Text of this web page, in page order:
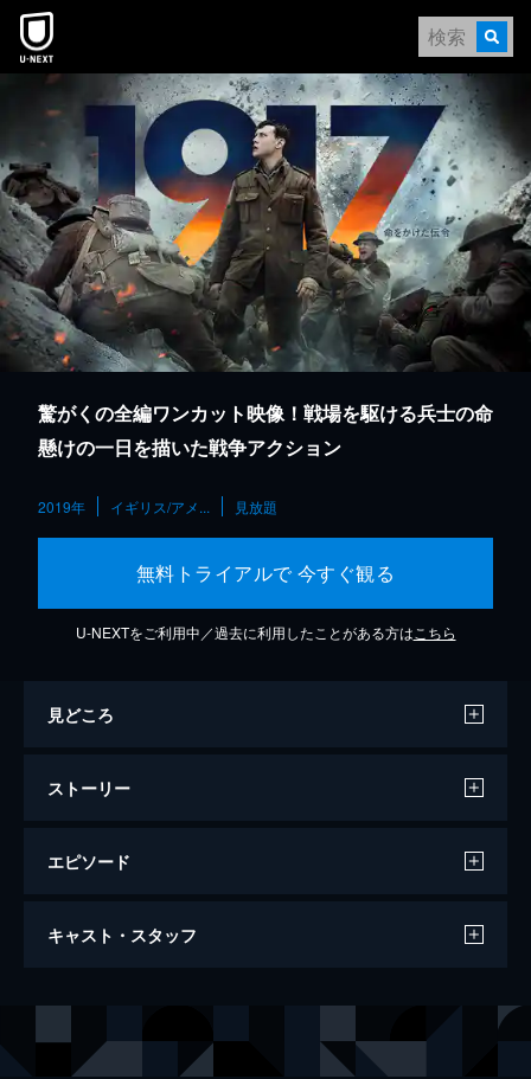
本文へスキップ
驚がくの全編ワンカット映像！戦場を駆ける兵士の命
懸けの一日を描いた戦争アクション
2019年 イギリス/アメ... 見放題
無料トライアルで 今すぐ観る
U-NEXTをご利用中／過去に利用したことがある方は こちら
見どころ
ストーリー
エピソード
1917 命をかけた伝令
キャスト・スタッフ
トム・ブレイク